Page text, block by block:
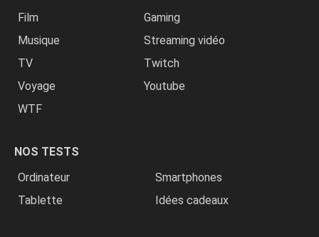
Film
Gaming
Musique
Streaming vidéo
TV
Twitch
Voyage
Youtube
WTF
NOS TESTS
Ordinateur
Smartphones
Tablette
Idées cadeaux